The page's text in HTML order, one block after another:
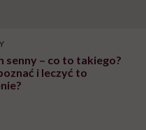
senny – co to takiego?
i leczyć to